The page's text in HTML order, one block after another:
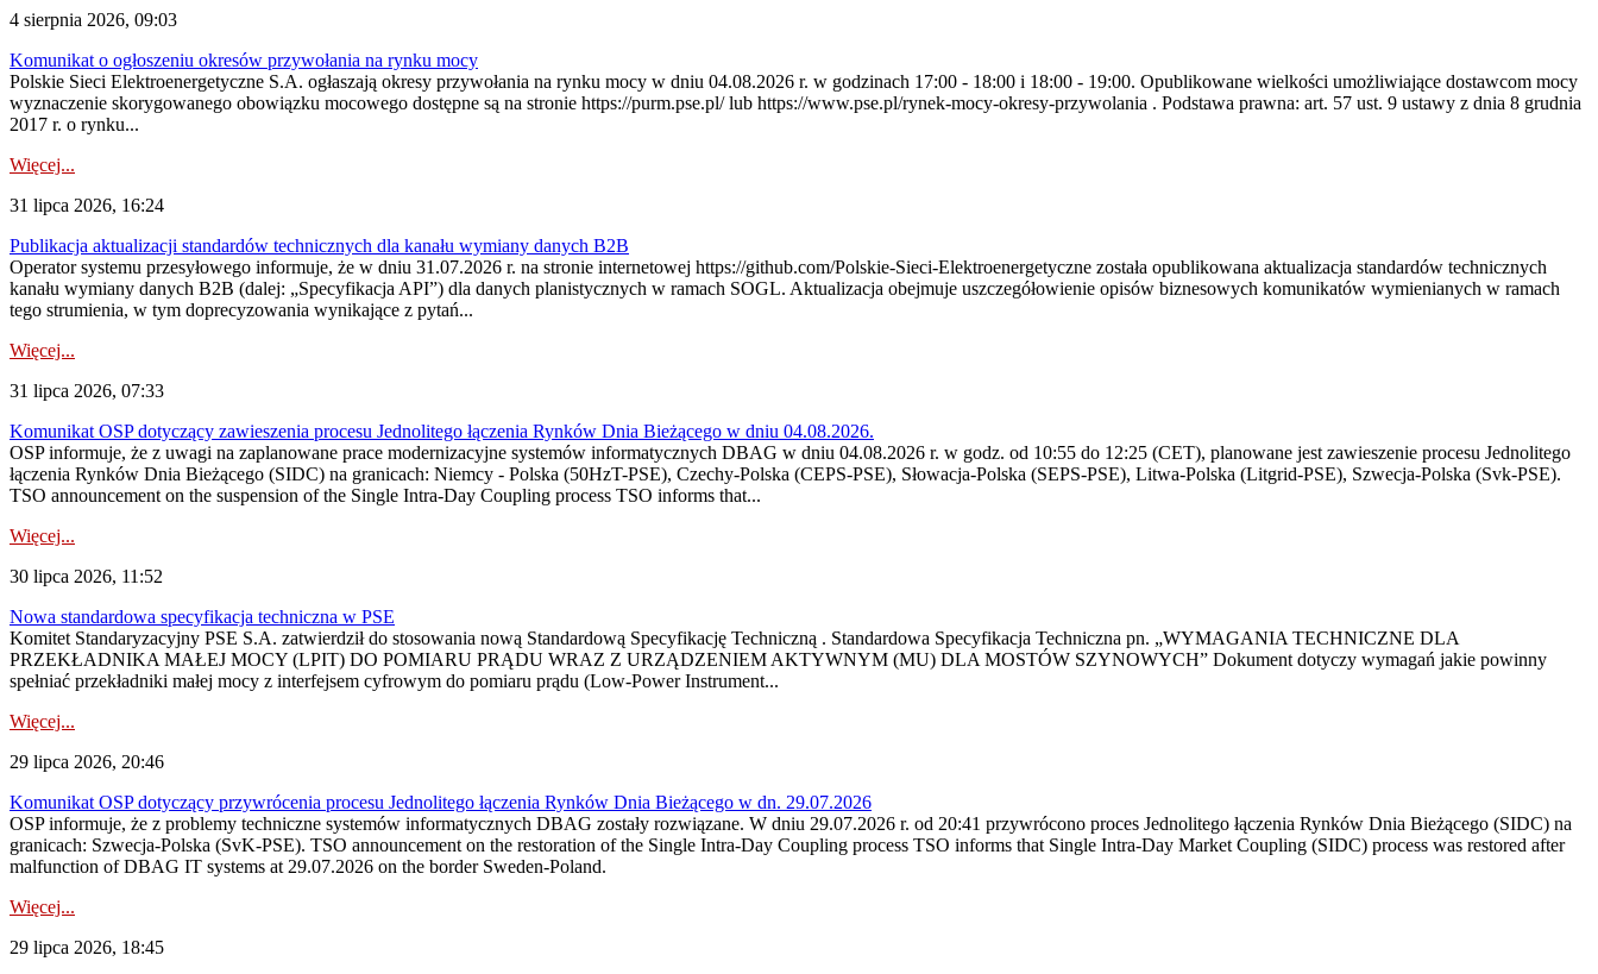
4 sierpnia 2026, 09:03
Komunikat o ogłoszeniu okresów przywołania na rynku mocy
Polskie Sieci Elektroenergetyczne S.A. ogłaszają okresy przywołania na rynku mocy w dniu 04.08.2026 r. w godzinach 17:00 - 18:00 i 18:00 - 19:00. Opublikowane wielkości umożliwiające dostawcom mocy
wyznaczenie skorygowanego obowiązku mocowego dostępne są na stronie https://purm.pse.pl/ lub https://www.pse.pl/rynek-mocy-okresy-przywolania . Podstawa prawna: art. 57 ust. 9 ustawy z dnia 8 grudnia
2017 r. o rynku...
Więcej...
31 lipca 2026, 16:24
Publikacja aktualizacji standardów technicznych dla kanału wymiany danych B2B
Operator systemu przesyłowego informuje, że w dniu 31.07.2026 r. na stronie internetowej https://github.com/Polskie-Sieci-Elektroenergetyczne została opublikowana aktualizacja standardów technicznych
kanału wymiany danych B2B (dalej: „Specyfikacja API”) dla danych planistycznych w ramach SOGL. Aktualizacja obejmuje uszczegółowienie opisów biznesowych komunikatów wymienianych w ramach
tego strumienia, w tym doprecyzowania wynikające z pytań...
Więcej...
31 lipca 2026, 07:33
Komunikat OSP dotyczący zawieszenia procesu Jednolitego łączenia Rynków Dnia Bieżącego w dniu 04.08.2026.
OSP informuje, że z uwagi na zaplanowane prace modernizacyjne systemów informatycznych DBAG w dniu 04.08.2026 r. w godz. od 10:55 do 12:25 (CET), planowane jest zawieszenie procesu Jednolitego
łączenia Rynków Dnia Bieżącego (SIDC) na granicach: Niemcy - Polska (50HzT-PSE), Czechy-Polska (CEPS-PSE), Słowacja-Polska (SEPS-PSE), Litwa-Polska (Litgrid-PSE), Szwecja-Polska (Svk-PSE).
TSO announcement on the suspension of the Single Intra-Day Coupling process TSO informs that...
Więcej...
30 lipca 2026, 11:52
Nowa standardowa specyfikacja techniczna w PSE
Komitet Standaryzacyjny PSE S.A. zatwierdził do stosowania nową Standardową Specyfikację Techniczną . Standardowa Specyfikacja Techniczna pn. „WYMAGANIA TECHNICZNE DLA
PRZEKŁADNIKA MAŁEJ MOCY (LPIT) DO POMIARU PRĄDU WRAZ Z URZĄDZENIEM AKTYWNYM (MU) DLA MOSTÓW SZYNOWYCH” Dokument dotyczy wymagań jakie powinny
spełniać przekładniki małej mocy z interfejsem cyfrowym do pomiaru prądu (Low-Power Instrument...
Więcej...
29 lipca 2026, 20:46
Komunikat OSP dotyczący przywrócenia procesu Jednolitego łączenia Rynków Dnia Bieżącego w dn. 29.07.2026
OSP informuje, że z problemy techniczne systemów informatycznych DBAG zostały rozwiązane. W dniu 29.07.2026 r. od 20:41 przywrócono proces Jednolitego łączenia Rynków Dnia Bieżącego (SIDC) na
granicach: Szwecja-Polska (SvK-PSE). TSO announcement on the restoration of the Single Intra-Day Coupling process TSO informs that Single Intra-Day Market Coupling (SIDC) process was restored after
malfunction of DBAG IT systems at 29.07.2026 on the border Sweden-Poland.
Więcej...
29 lipca 2026, 18:45